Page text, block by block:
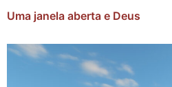
Uma janela aberta e Deus